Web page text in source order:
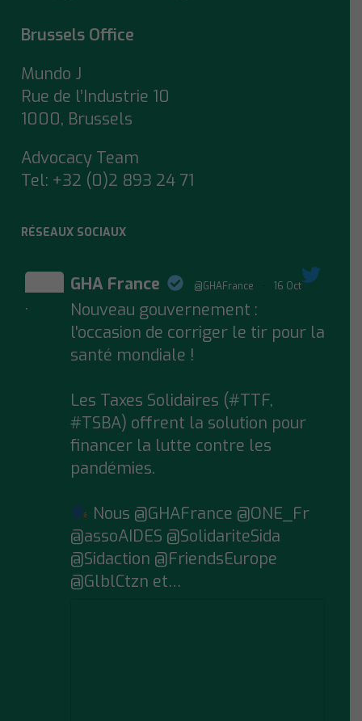
Brussels Office
Mundo J
Rue de l’Industrie 10
1000, Brussels
Advocacy Team
Tel: +32 (0)2 893 24 71
RÉSEAUX SOCIAUX
;
GHA France @GHAFrance · 16 Oct
Nouveau gouvernement :
l'occasion de corriger le tir pour la
santé mondiale !
Les Taxes Solidaires (#TTF,
#TSBA) offrent la solution pour
financer la lutte contre les
pandémies.
Nous @GHAFrance @ONE_Fr
@assoAIDES @SolidariteSida
@Sidaction @FriendsEurope
@GlblCtzn et…